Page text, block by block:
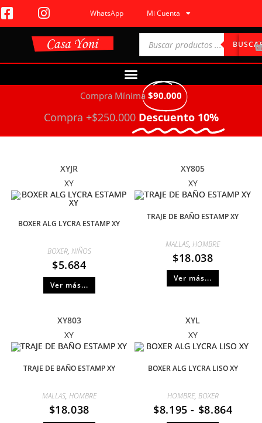
WhatsApp Mi Cuenta
Compra Mínima $90.000
Compra +$250.000 Descuento 10%
XYJR
XY
BOXER ALG LYCRA ESTAMP XY
BOXER, NIÑOS
$5.684
Ver más...
XY805
XY
TRAJE DE BAÑO ESTAMP XY
MALLAS,HOMBRE
$18.038
Ver más...
XY803
XY
TRAJE DE BAÑO ESTAMP XY
MALLAS, HOMBRE
$18.038
XYL
XY
BOXER ALG LYCRA LISO XY
HOMBRE, BOXER
$8.195 - $8.864